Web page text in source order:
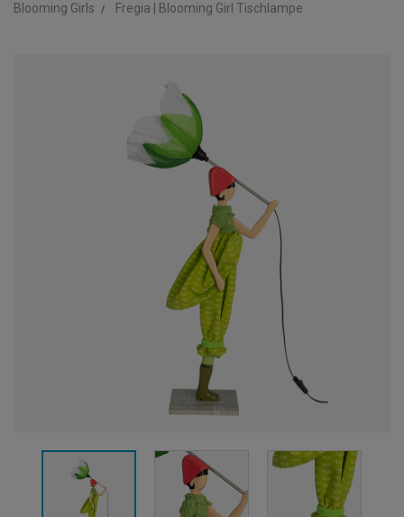
Blooming Girls
Fregia | Blooming Girl Tischlampe